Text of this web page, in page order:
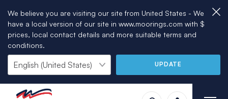
We believe you are visiting our site from United States - We
have a local version of our site in www.moorings.com with $
prices, local contact details and more suitable terms and
conditions.
UPDATE